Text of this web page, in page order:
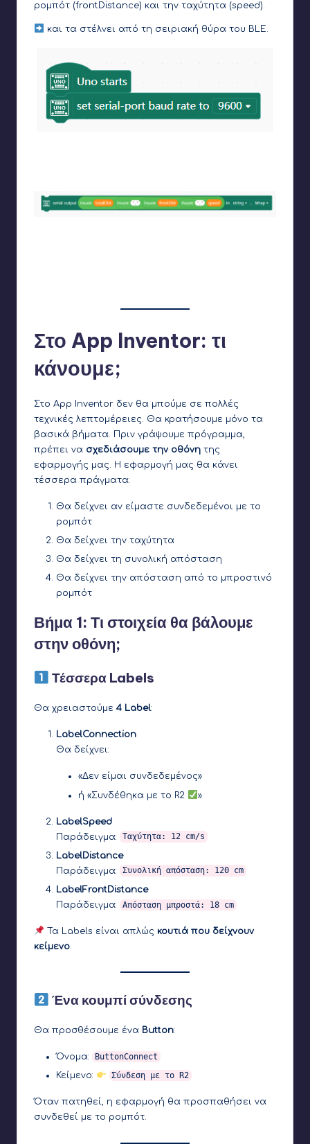
ρομπότ (frontDistance) και την ταχύτητα (speed).
και τα στέλνει από τη σειριακή θύρα του BLE.
Στο App Inventor: τι
κάνουμε;
Στο App Inventor δεν θα μπούμε σε πολλές
τεχνικές λεπτομέρειες. Θα κρατήσουμε μόνο τα
βασικά βήματα. Πριν γράψουμε πρόγραμμα,
πρέπει να σχεδιάσουμε την οθόνη της
εφαρμογής μας. Η εφαρμογή μας θα κάνει
τέσσερα πράγματα:
Θα δείχνει αν είμαστε συνδεδεμένοι με το
ρομπότ
Θα δείχνει την ταχύτητα
Θα δείχνει τη συνολική απόσταση
Θα δείχνει την απόσταση από το μπροστινό
ρομπότ
Βήμα 1: Τι στοιχεία θα βάλουμε
στην οθόνη;
Τέσσερα Labels
Θα χρειαστούμε 4 Label:
LabelConnection
Θα δείχνει:
«Δεν είμαι συνδεδεμένος»
ή «Συνδέθηκα με το R2
»
LabelSpeed
Παράδειγμα:
Ταχύτητα: 12 cm/s
LabelDistance
Παράδειγμα:
Συνολική απόσταση: 120 cm
LabelFrontDistance
Παράδειγμα:
Απόσταση μπροστά: 18 cm
Τα Labels είναι απλώς κουτιά που δείχνουν
κείμενο
Ένα κουμπί σύνδεσης
Θα προσθέσουμε ένα Button:
Όνομα:
ButtonConnect
Κείμενο:
Σύνδεση με το R2
Όταν πατηθεί, η εφαρμογή θα προσπαθήσει να
συνδεθεί με το ρομπότ.